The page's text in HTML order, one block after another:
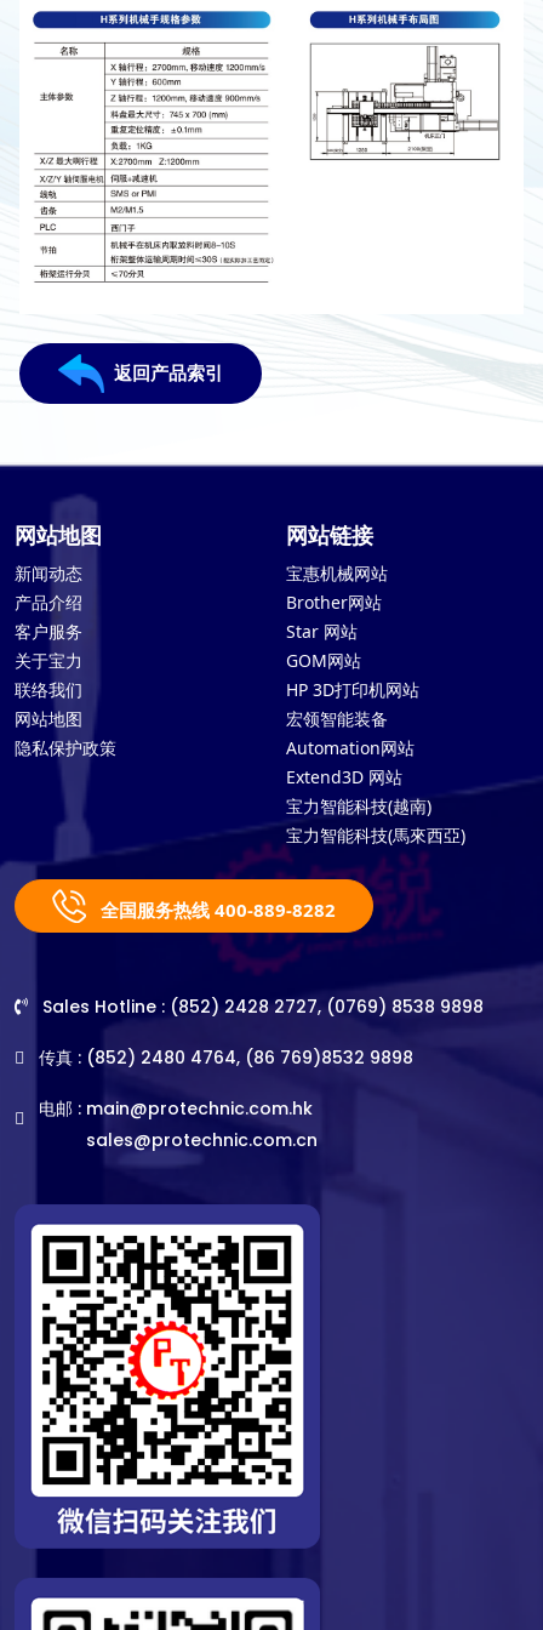
返回产品索引
网站地图
新闻动态
产品介绍
客户服务
关于宝力
联络我们
网站地图
隐私保护政策
网站链接
宝惠机械网站
Brother网站
Star 网站
GOM网站
HP 3D打印机网站
宏领智能装备
Automation网站
Extend3D 网站
宝力智能科技(越南)
宝力智能科技(馬來西亞)
全国服务热线 400-889-8282
Sales Hotline : (852) 2428 2727, (0769) 8538 9898
传真 : (852) 2480 4764, (86 769)8532 9898
电邮 : main@protechnic.com.hk
sales@protechnic.com.cn